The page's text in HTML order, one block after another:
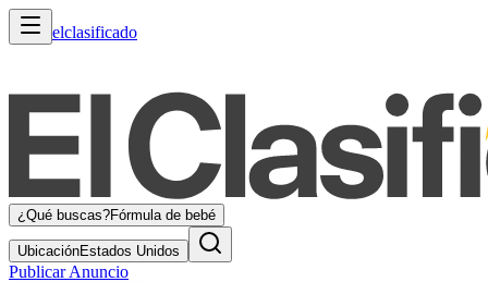
elclasificado
¿Qué buscas?Fórmula de bebé
UbicaciónEstados Unidos
Publicar Anuncio